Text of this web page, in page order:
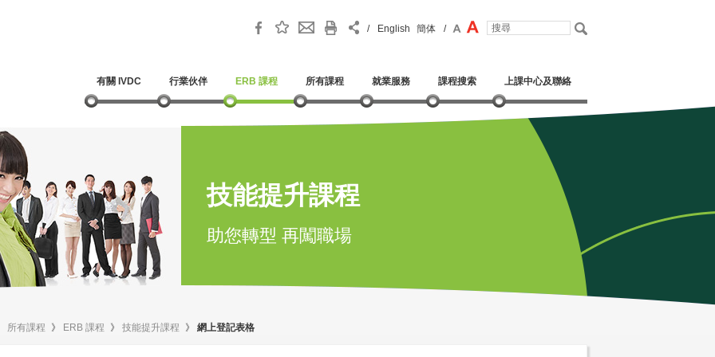
/ English 簡体 /
有關 IVDC 行業伙伴 ERB 課程 所有課程 就業服務 課程搜索 上課中心及聯絡
技能提升課程
助您轉型 再闖職場
所有課程 》 ERB 課程 》 技能提升課程 》 網上登記表格